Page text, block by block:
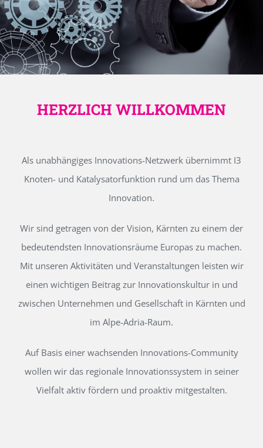
HERZLICH WILLKOMMEN
Als unabhängiges Innovations-Netzwerk übernimmt I3
Knoten- und Katalysatorfunktion rund um das Thema
Innovation.
Wir sind getragen von der Vision, Kärnten zu einem der
bedeutendsten Innovationsräume Europas zu machen.
Mit unseren Aktivitäten und Veranstaltungen leisten wir
einen wichtigen Beitrag zur Innovationskultur in und
zwischen Unternehmen und Gesellschaft in Kärnten und
im Alpe-Adria-Raum.
Auf Basis einer wachsenden Innovations-Community
wollen wir das regionale Innovationssystem in seiner
Vielfalt aktiv fördern und proaktiv mitgestalten.